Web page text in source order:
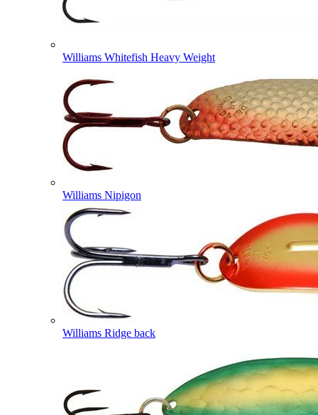
Williams Whitefish Heavy Weight
Williams Nipigon
Williams Ridge back